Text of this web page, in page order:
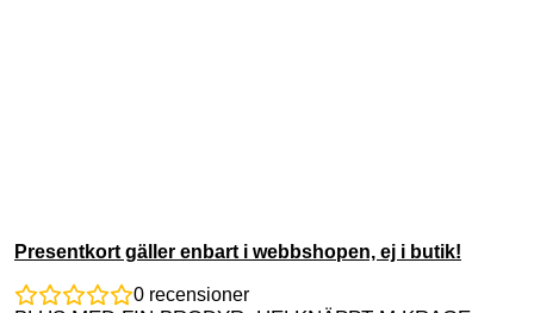
Presentkort gäller enbart i webbshopen, ej i butik!
0 recensioner